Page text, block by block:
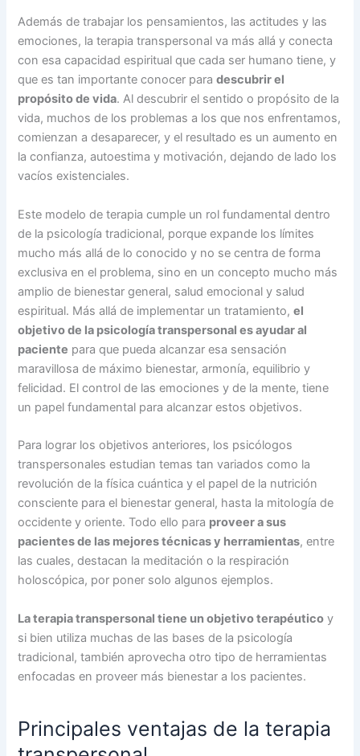
Además de trabajar los pensamientos, las actitudes y las
emociones, la terapia transpersonal va más allá y conecta
con esa capacidad espiritual que cada ser humano tiene, y
que es tan importante conocer paradescubrir el
propósito de vida. Al descubrir el sentido o propósito de la
vida, muchos de los problemas a los que nos enfrentamos,
comienzan a desaparecer, y el resultado es un aumento en
la confianza, autoestima y motivación, dejando de lado los
vacíos existenciales.
Este modelo de terapia cumple un rol fundamental dentro
de la psicología tradicional, porque expande los límites
mucho más allá de lo conocido y no se centra de forma
exclusiva en el problema, sino en un concepto mucho más
amplio de bienestar general, salud emocional y salud
espiritual. Más allá de implementar un tratamiento,el
objetivo de la psicología transpersonal es ayudar al
paciente para que pueda alcanzar esa sensación
maravillosa de máximo bienestar, armonía, equilibrio y
felicidad. El control de las emociones y de la mente, tiene
un papel fundamental para alcanzar estos objetivos.
Para lograr los objetivos anteriores, los psicólogos
transpersonales estudian temas tan variados como la
revolución de la física cuántica y el papel de la nutrición
consciente para el bienestar general, hasta la mitología de
occidente y oriente. Todo ello para proveer a sus
pacientes de las mejores técnicas y herramientas, entre
las cuales, destacan la meditación o la respiración
holoscópica, por poner solo algunos ejemplos.
La terapia transpersonal tiene un objetivo terapéutico y
si bien utiliza muchas de las bases de la psicología
tradicional, también aprovecha otro tipo de herramientas
enfocadas en proveer más bienestar a los pacientes.
Principales ventajas de la terapia